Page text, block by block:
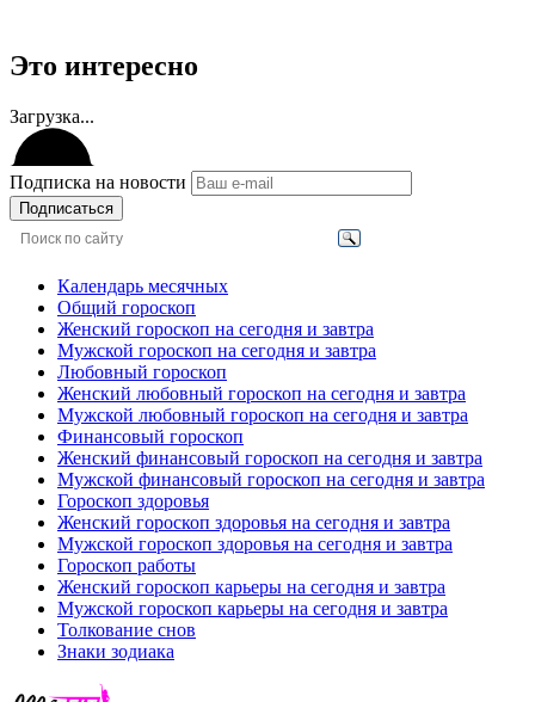
Это интересно
Загрузка...
Подписка на новости
Подписаться
Календарь месячных
Общий гороскоп
Женский гороскоп на сегодня и завтра
Мужской гороскоп на сегодня и завтра
Любовный гороскоп
Женский любовный гороскоп на сегодня и завтра
Мужской любовный гороскоп на сегодня и завтра
Финансовый гороскоп
Женский финансовый гороскоп на сегодня и завтра
Мужской финансовый гороскоп на сегодня и завтра
Гороскоп здоровья
Женский гороскоп здоровья на сегодня и завтра
Мужской гороскоп здоровья на сегодня и завтра
Гороскоп работы
Женский гороскоп карьеры на сегодня и завтра
Мужской гороскоп карьеры на сегодня и завтра
Толкование снов
Знаки зодиака